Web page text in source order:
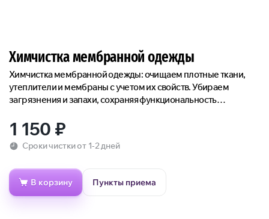
Химчистка мембранной одежды
Химчистка мембранной одежды: очищаем плотные ткани,
утеплители и мембраны с учетом их свойств. Убираем
загрязнения и запахи, сохраняя функциональность
1 150 ₽
Сроки чистки от 1-2 дней
В корзину Пункты приема